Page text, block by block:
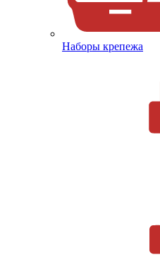
Наборы крепежа